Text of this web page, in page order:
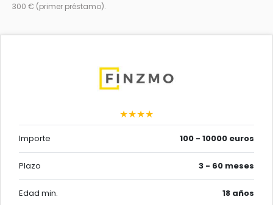
300 € (primer préstamo).
★★★★
Importe 100 - 10000 euros
Plazo 3 - 60 meses
Edad min. 18 años